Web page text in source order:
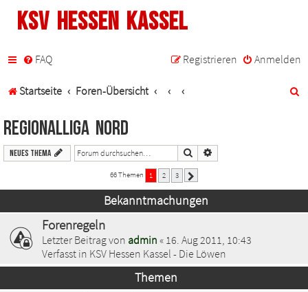
KSV Hessen Kassel
FAQ Anmelden
Registrieren
Startseite Foren-Übersicht
e
Regionalliga Nord
Neues Thema Suche
66 Themen 1 2 3
Bekanntmachungen
Forenregeln
Letzter Beitrag von admin « 16. Aug 2011, 10:43
Verfasst in KSV Hessen Kassel - Die Löwen
Themen